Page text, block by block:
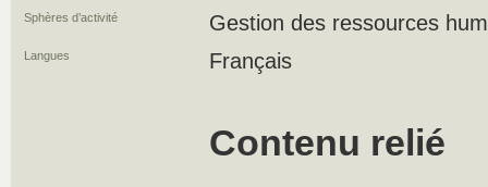
Sphères d’activité Gestion des ressources
Langues Français
Contenu relié